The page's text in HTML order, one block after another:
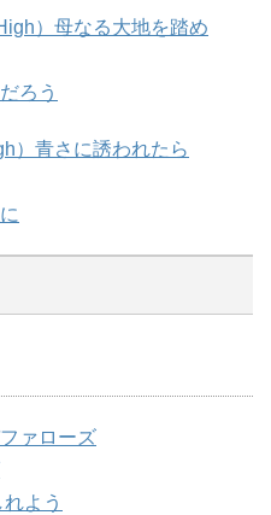
）母なる大地を踏め
ろう
）青さに誘われたら
ァローズ
よう